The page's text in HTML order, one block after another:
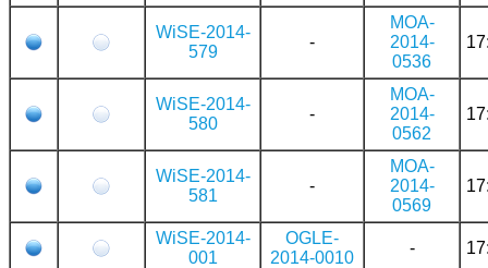
WiSE-2014-
579
-
MOA-
2014-
0536
WiSE-2014-
580
-
MOA-
2014-
0562
WiSE-2014-
581
-
MOA-
2014-
0569
WiSE-2014-
001
OGLE-
2014-0010
-